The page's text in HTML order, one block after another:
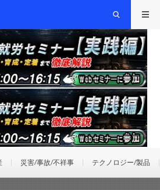
災害/事故/不祥事 テクノロジー/製品